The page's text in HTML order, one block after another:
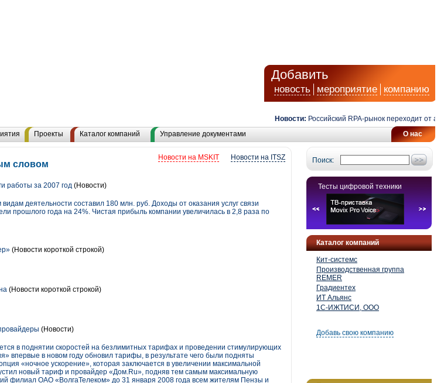
Добавить
новость мероприятие компанию
Новости: Российский RPA-рынок переходит от
О нас
Проекты Каталог компаний Управление документами
Поиск:
Тесты цифровой техники
Каталог компаний
Кит-системс
Производственная группа
REMER
Градиентех
ИТ Альянс
1С-ИЖТИСИ, ООО
Добавь свою компанию
Новости на ITSZ
Новости на MSKIT
словом
работы за 2007 год (Новости)
деятельности составил 180 млн. руб. Доходы от оказания услуг связи
прошлого года на 24%. Чистая прибыль компании увеличилась в 2,8 раза по
(Новости короткой строкой)
(Новости короткой строкой)
(Новости)
в поднятии скоростей на безлимитных тарифах и проведении стимулирующих
впервые в новом году обновил тарифы, в результате чего были подняты
«ночное ускорение», которая заключается в увеличении максимальной
новый тариф и провайдер «Дом.Ru», подняв тем самым максимальную
филиал ОАО «ВолгаТелеком» до 31 января 2008 года всем жителям Пензы и